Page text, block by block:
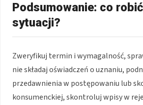
Podsumowanie: co
sytuacji?
Zweryfikuj termin i wymagalność,
nie składaj oświadczeń o uznaniu,
przedawnienia w postępowaniu lub
konsumenckiej, skontroluj wpisy w